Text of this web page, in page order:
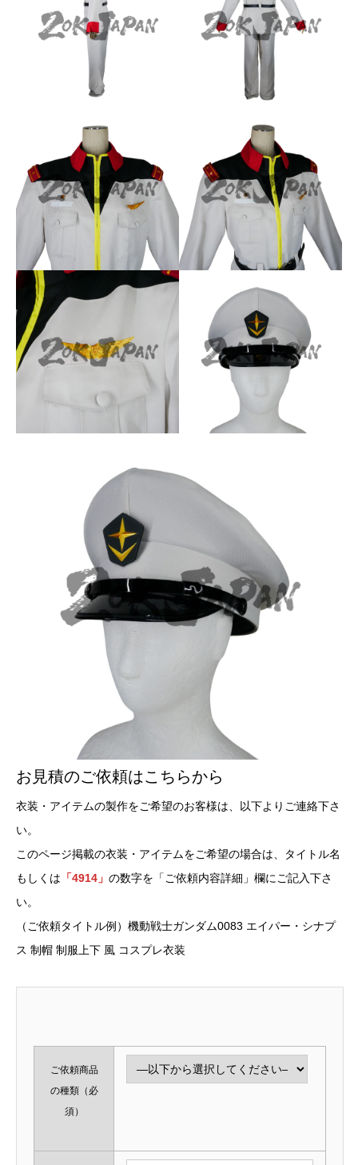
お見積のご依頼はこちらから
衣装・アイテムの製作をご希望のお客様は、以下よりご連絡下さ
い。
このページ掲載の衣装・アイテムをご希望の場合は、タイトル名
もしくは 「4914」 の数字を「ご依頼内容詳細」欄にご記入下さ
い。
（ご依頼タイトル例）機動戦士ガンダム0083 エイパー・シナプ
ス 制帽 制服上下 風 コスプレ衣装
ご依頼商品
の種類（必
須）